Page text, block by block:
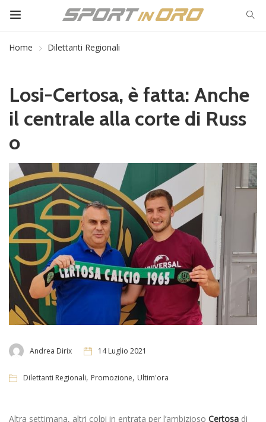
Home Dilettanti Regionali
Losi-Certosa, è fatta: Anche
il centrale alla corte di Russ
o
Andrea Dirix 14 Luglio 2021
Dilettanti Regionali, Promozione, Ultim'ora
Altra settimana, altri colpi in entrata per l’ambizioso Certosa di